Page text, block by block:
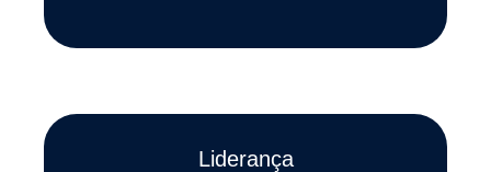
Liderança